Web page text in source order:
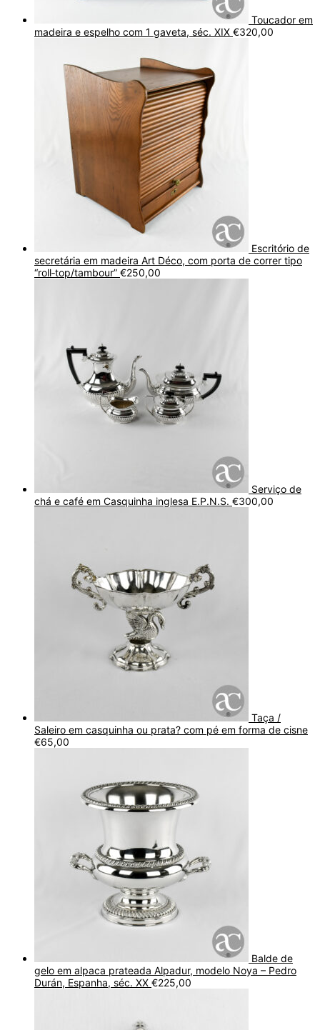
Toucador em
madeira e espelho com 1 gaveta, séc. XIX €320,00
Escritório de
secretária em madeira Art Déco, com porta de correr tipo
“roll‑top/tambour” €250,00
Serviço de
chá e café em Casquinha inglesa E.P.N.S. €300,00
Taça /
Saleiro em casquinha ou prata? com pé em forma de cisne
€65,00
Balde de
gelo em alpaca prateada Alpadur, modelo Noya – Pedro
Durán, Espanha, séc. XX €225,00